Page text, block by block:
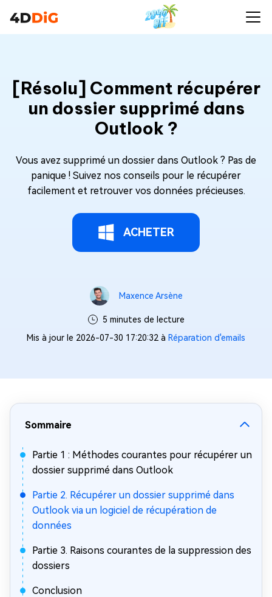
[Résolu] Comment récupérer
un dossier supprimé dans
Outlook ?
Vous avez supprimé un dossier dans Outlook ? Pas de
panique ! Suivez nos conseils pour le récupérer
facilement et retrouver vos données précieuses.
ACHETER
Maxence Arsène
5 minutes de lecture
Mis à jour le 2026-07-30 17:20:32 à Réparation d'emails
Sommaire
Partie 1 : Méthodes courantes pour récupérer un
dossier supprimé dans Outlook
Partie 2. Récupérer un dossier supprimé dans
Outlook via un logiciel de récupération de
données
Partie 3. Raisons courantes de la suppression des
dossiers
Conclusion